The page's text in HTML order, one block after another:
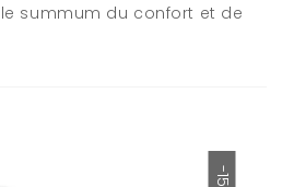
summum du confort et de